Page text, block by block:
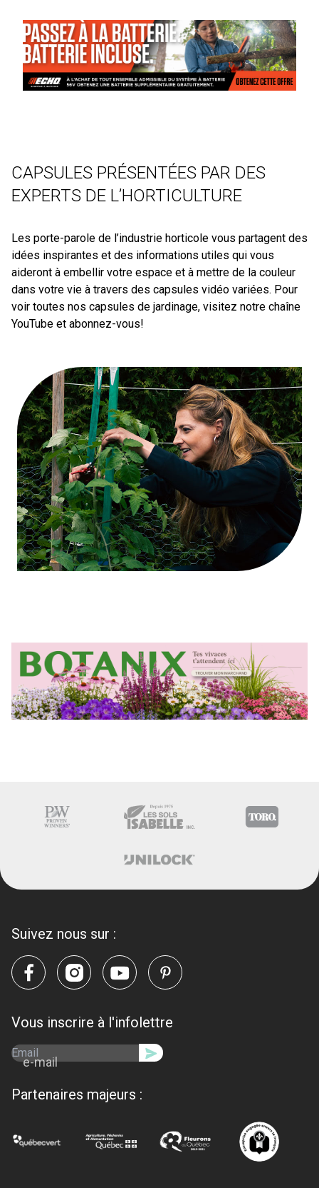
CAPSULES PRÉSENTÉES PAR DES
EXPERTS DE L’HORTICULTURE
Les porte-parole de l’industrie horticole vous partagent des
idées inspirantes et des informations utiles qui vous
aideront à embellir votre espace et à mettre de la couleur
dans votre vie à travers des capsules vidéo variées. Pour
voir toutes nos capsules de jardinage, visitez notre chaîne
YouTube et abonnez-vous!
Suivez nous sur :
Vous inscrire à l'infolettre
e-mail
Partenaires majeurs :